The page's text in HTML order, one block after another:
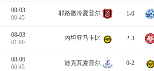
08-03
00:45
耶路撒冷夏普尔 1-0
08-03
01:00
内坦亚马卡比 2-3
08-06
00:45
迪克瓦夏普尔 0-2